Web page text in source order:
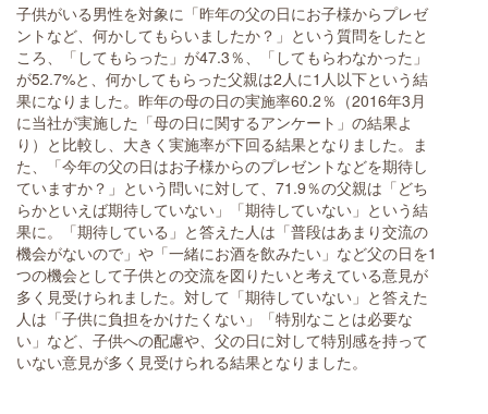
子供がいる男性を対象に「昨年の父の日にお子様からプレゼ
ントなど、何かしてもらいましたか？」という質問をしたと
ころ、「してもらった」が47.3％、「してもらわなかった」
が52.7%と、何かしてもらった父親は2人に1人以下という結
果になりました。昨年の母の日の実施率60.2％（2016年3月
に当社が実施した「母の日に関するアンケート」の結果よ
り）と比較し、大きく実施率が下回る結果となりました。ま
た、「今年の父の日はお子様からのプレゼントなどを期待し
ていますか？」という問いに対して、71.9％の父親は「どち
らかといえば期待していない」「期待していない」という結
果に。「期待している」と答えた人は「普段はあまり交流の
機会がないので」や「一緒にお酒を飲みたい」など父の日を1
つの機会として子供との交流を図りたいと考えている意見が
多く見受けられました。対して「期待していない」と答えた
人は「子供に負担をかけたくない」「特別なことは必要な
い」など、子供への配慮や、父の日に対して特別感を持って
いない意見が多く見受けられる結果となりました。